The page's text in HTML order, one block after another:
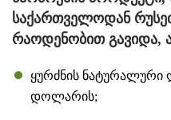
საქართველოდან
რაოდენობით გავიდა,
ყურძნის ნატურალური
დოლარის;